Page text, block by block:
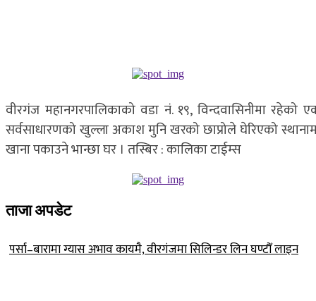
वीरगंज महानगरपालिकाको वडा नं. १९, विन्दवासिनीमा रहेको
सर्वसाधारणको खुल्ला अकाश मुनि खरको छाप्रोले घेरिएको
खाना पकाउने भान्छा घर । तस्बिर : कालिका टाईम्स
ताजा अपडेट
पर्सा–बारामा ग्यास अभाव कायमै, वीरगंजमा सिलिन्डर लिन घण्टौँ लाइन